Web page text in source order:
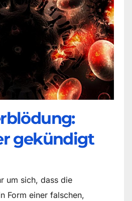
gekündigt
um sich, dass die
Form einer falschen,